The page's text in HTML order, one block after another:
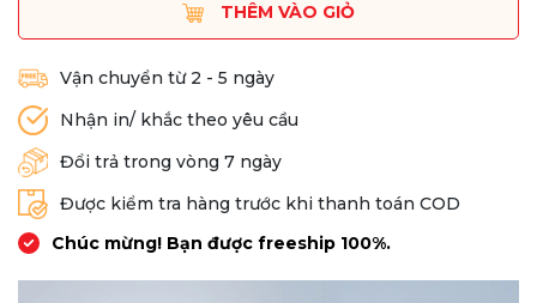
THÊM VÀO GIỎ
Vận chuyển từ 2 - 5 ngày
Nhận in/ khắc theo yêu cầu
Đổi trả trong vòng 7 ngày
Được kiểm tra hàng trước khi thanh toán COD
Chúc mừng! Bạn được freeship 100%.